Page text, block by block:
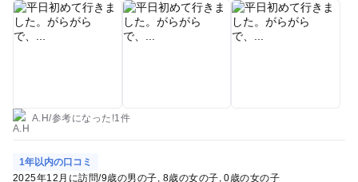
されてました。店舗で販売しているお菓子や飲み物は店内での
飲食が可能ですが、ゴミ箱がないです。駅前なので、ご飯屋さ
んはちらほらありますが、隣接のハンバーガー屋さんはコスト
してました。絵本やおままごと、見た事ないターザン的なマシ
かなぁと感じました。駐車場は有料ですが、この店舗を使うと
サービス時間が長いので時間内は無料で遊べました。あとは写
A.H/参考になった!1件
1年以内の口コミ
2025年12月に訪問/9歳の男の子 8歳の女の子 0歳の女の子